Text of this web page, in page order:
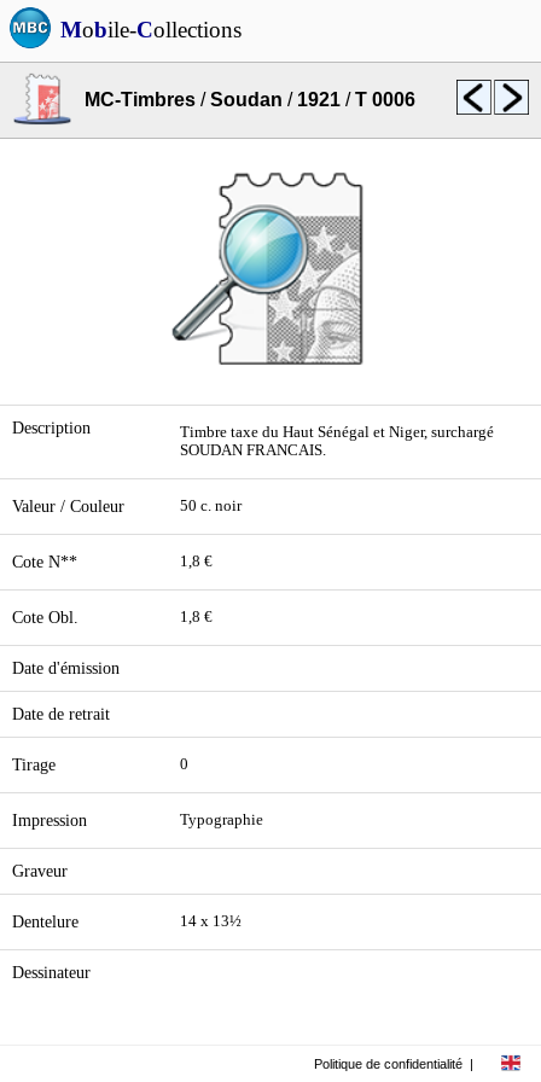
Mobile-Collections
MC-Timbres /Soudan / 1921 /T 0006
Description
Timbre taxe du Haut Sénégal et Niger, surchargé
SOUDAN FRANCAIS.
Valeur / Couleur 50 c. noir
Cote N** 1,8 €
Cote Obl. 1,8 €
Date d'émission
Date de retrait
Tirage 0
Impression Typographie
Graveur
Dentelure 14 x 13½
Dessinateur
Politique de confidentialité |